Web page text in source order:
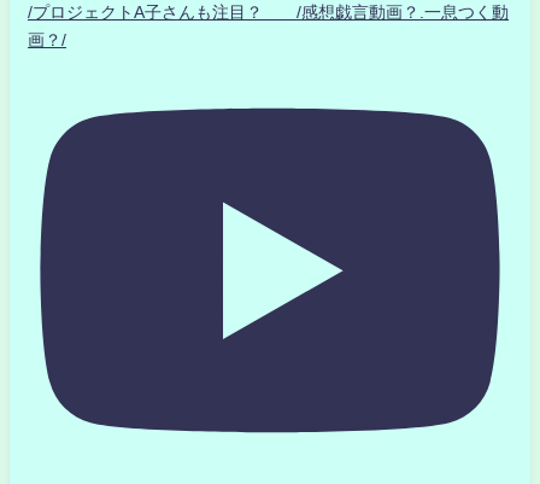
/プロジェクトA子さんも注目？ /感想戯言動画？.一息つく動
画？/